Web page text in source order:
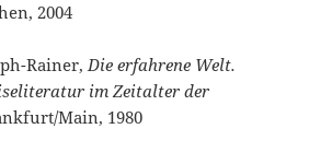
2004
Rainer,Die erfahrene Welt.
im Zeitalter der
Main, 1980